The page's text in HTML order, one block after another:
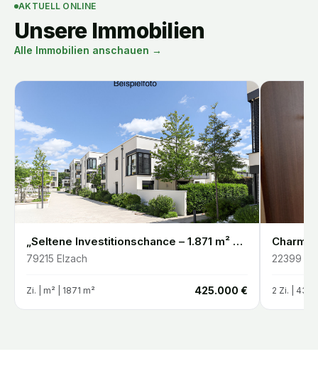
AKTUELL ONLINE
Unsere Immobilien
Alle Immobilien anschauen →
„Seltene Investitionschance – 1.871 m² Entwicklungsgrundstück in Elzach-Oberprechtal“
79215 Elzach
Zi. | m² | 1871 m² 425.000 €
22399
2 Zi. | 43.5